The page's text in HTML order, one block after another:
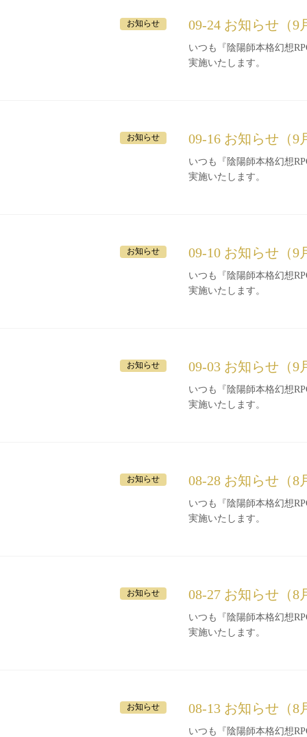
09-24 お知らせ（9
いつも『陰陽師本格幻想RPG』をご利
実施いたします。
お知らせ
09-16 お知らせ（9
いつも『陰陽師本格幻想RPG』をご利
実施いたします。
お知らせ
09-10 お知らせ（9
いつも『陰陽師本格幻想RPG』をご利
実施いたします。
お知らせ
09-03 お知らせ（9
いつも『陰陽師本格幻想RPG』をご利
実施いたします。
お知らせ
08-28 お知らせ（8
いつも『陰陽師本格幻想RPG』をご利
実施いたします。
お知らせ
08-27 お知らせ（8
いつも『陰陽師本格幻想RPG』をご利
実施いたします。
お知らせ
08-13 お知らせ（8
いつも『陰陽師本格幻想RPG』をご利
お知らせ